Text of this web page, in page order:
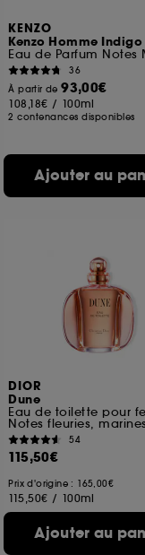
KENZO
Kenzo Homme Indigo
36
À partir de93,00€
108,18€ / 100ml
2 contenances disponibles
Ajouter au
DIOR
Dune
Eau de toilette pour
54
115,50€
Prix d'origine : 165,00€
115,50€ / 100ml
Ajouter au